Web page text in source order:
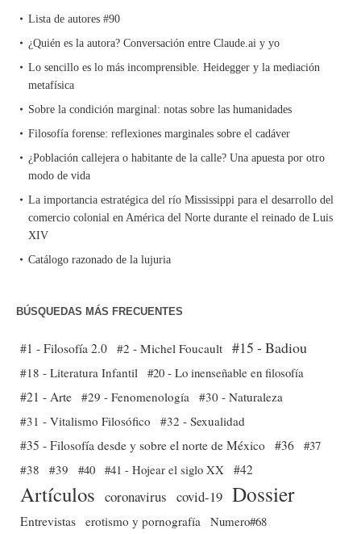
Lista de autores #90
¿Quién es la autora? Conversación entre Claude.ai y yo
Lo sencillo es lo más incomprensible. Heidegger y la mediación
metafísica
Sobre la condición marginal: notas sobre las humanidades
Filosofía forense: reflexiones marginales sobre el cadáver
¿Población callejera o habitante de la calle? Una apuesta por otro
modo de vida
La importancia estratégica del río Mississippi para el desarrollo del
comercio colonial en América del Norte durante el reinado de Luis
XIV
Catálogo razonado de la lujuria
BÚSQUEDAS MÁS FRECUENTES
#1 - Filosofía 2.0 #2 - Michel Foucault #15 - Badiou
#18 - Literatura Infantil #20 - Lo inenseñable en filosofía
#21 - Arte #29 - Fenomenología #30 - Naturaleza
#31 - Vitalismo Filosófico
#32 - Sexualidad
#35 - Filosofía desde y sobre el norte de México #36 #37
#38
#39 #40 #41 - Hojear el siglo XX #42
Artículos coronavirus covid-19 Dossier
Entrevistas erotismo y pornografía Numero#68